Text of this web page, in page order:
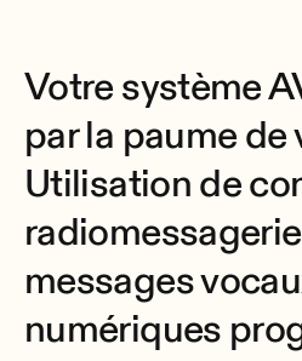
Votre système
par la paume de
Utilisation de
messages
numériques